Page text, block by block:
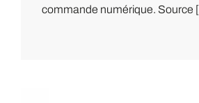
commande numérique. Source